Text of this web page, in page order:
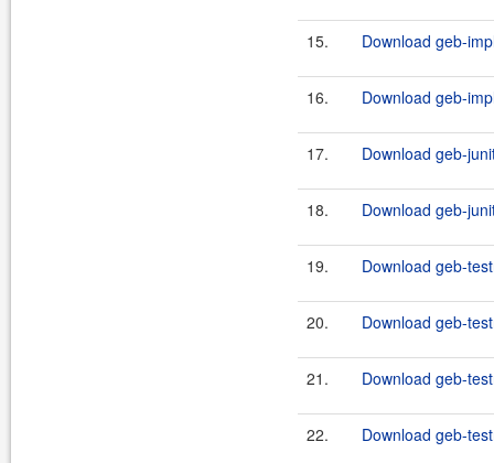
15. Download geb-
16. Download geb-
17. Download geb-
18. Download geb-
19. Download geb-
20. Download geb-
21. Download geb-
22. Download geb-